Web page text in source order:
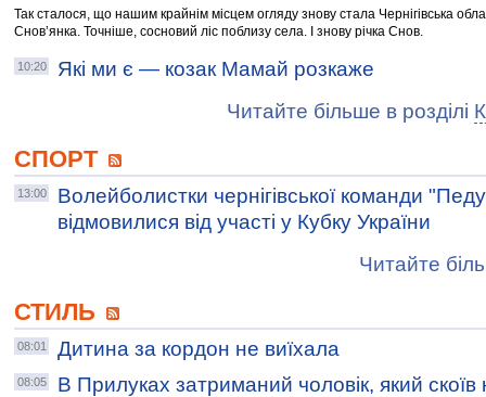
Так сталося, що нашим крайнім місцем огляду знову стала Чернігівська
Снов’янка. Точніше, сосновий ліс поблизу села. І знову річка Снов.
10:20
Які ми є — козак Мамай розкаже
Читайте більше в розділі
СПОРТ
13:00
Волейболистки чернігівської команди
відмовилися від участі у Кубку України
Читайте
СТИЛЬ
08:01 Дитина за кордон не виїхала
08:05 В Прилуках затриманий чоловік, який